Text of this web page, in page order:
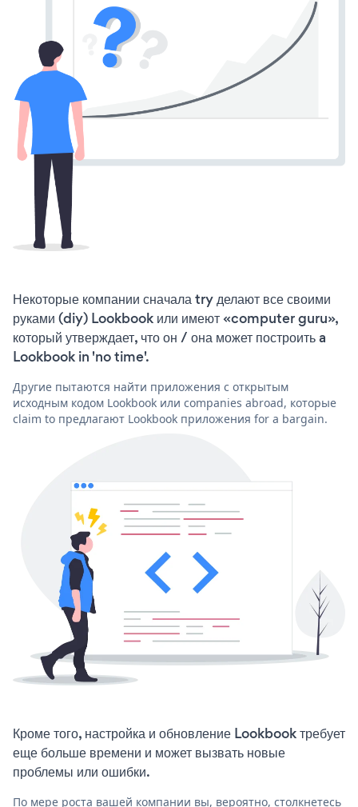
Некоторые компании сначала try делают все своими
руками (diy) Lookbook или имеют «computer guru»,
который утверждает, что он / она может построить a
Lookbook in 'no time'.
Другие пытаются найти приложения с открытым
исходным кодом Lookbook или companies abroad, которые
claim to предлагают Lookbook приложения for a bargain.
Кроме того, настройка и обновление Lookbook требует
еще больше времени и может вызвать новые
проблемы или ошибки.
По мере роста вашей компании вы, вероятно, столкнетесь